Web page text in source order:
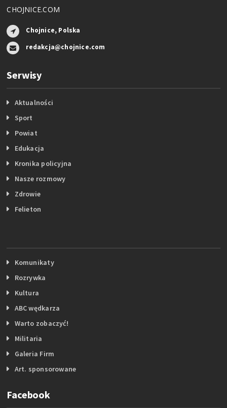
CHOJNICE.COM
Chojnice, Polska
redakcja@chojnice.com
Serwisy
Aktualności
Sport
Powiat
Edukacja
Kronika policyjna
Nasze rozmowy
Zdrowie
Felieton
Komunikaty
Rozrywka
Kultura
ABC wędkarza
Warto zobaczyć!
Militaria
Galeria Firm
Art. sponsorowane
Facebook